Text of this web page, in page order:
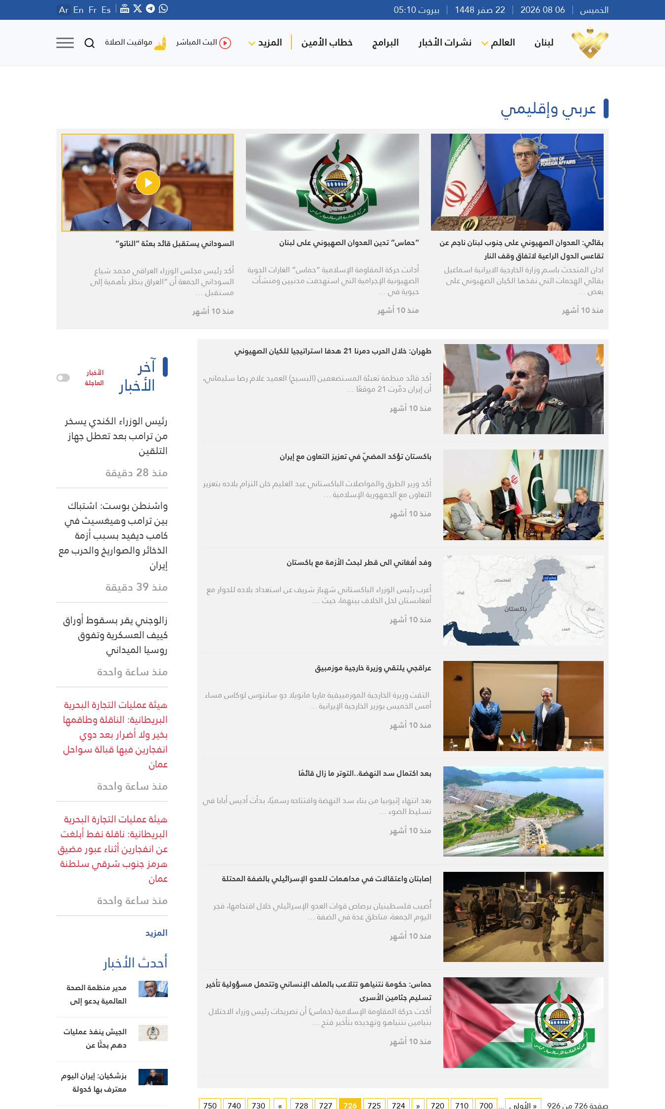
الخميس بيروت 05:10 Ar En Fr Es
لبنان العالم نشرات الأخبار البرامج خطاب الأمين المزيد البث المباشر مواقيت الصلاة
عربي وإقليمي
بقائي: العدوان الصهيوني على جنوب لبنان ناجم عن
تقاعس الدول الراعية لاتفاق وقف النار
ادان المتحدث باسم وزارة الخارجية الايرانية اسماعيل
بقائي الهجمات التي نفذها الكيان الصهيوني على
بعض …
منذ 10 أشهر
“حماس” تدين العدوان الصهيوني على لبنان
أدانت حركة المقاومة الإسلامية “حماس” الغارات الجوية
الصهيونية الإجرامية التي استهدفت مدنيين ومنشآت
حيوية في …
منذ 10 أشهر
السوداني يستقبل قائد بعثة “الناتو”
أكد رئيس مجلس الوزراء العراقي محمد شياع
السوداني الجمعة أن “العراق ينظر بأهمية إلى
مستقبل …
منذ 10 أشهر
طهران: خلال الحرب دمرنا 21 هدفا استراتيجيا للكيان الصهيوني
أكد قائد منظمة تعبئة المستضعفين (البسيج) العميد غلام رضا سليماني،
أن إيران دمّرت 21 موقعًا …
منذ 10 أشهر
باكستان تؤكد المضيّ في تعزيز التعاون مع إيران
أكد وزير الطرق والمواصلات الباكستاني عبد العليم خان التزام بلاده بتعزيز
التعاون مع الجمهورية الإسلامية …
منذ 10 أشهر
وفد أفغاني الى قطر لبحث الأزمة مع باكستان
أعرب رئيس الوزراء الباكستاني شهباز شريف عن استعداد بلاده للحوار مع
أفغانستان لحل الخلاف بينهما، حيث …
منذ 10 أشهر
عراقجي يلتقي وزيرة خارجية موزمبيق
التقت وزيرة الخارجية الموزمبيقية ماريا مانويلا دو سانتوس لوكاس مساء
أمس الخميس بوزير الخارجية الإيرانية …
منذ 10 أشهر
بعد اكتمال سد النهضة..التوتر ما زال قائمًا
بعد انتهاء إثيوبيا من بناء سد النهضة وافتتاحه رسميًا، بدأت أديس أبابا في
تسليط الضوء …
منذ 10 أشهر
إصابتان واعتقالات في مداهمات للعدو الإسرائيلي بالضفة المحتلة
أُصيب فلسطينيان برصاص قوات العدو الإسرائيلي خلال اقتحامها، فجر
اليوم الجمعة، مناطق عدة في الضفة …
منذ 10 أشهر
حماس: حكومة نتنياهو تتلاعب بالملف الإنساني وتتحمل مسؤولية تأخير
تسليم جثامين الأسرى
أكدت حركة المقاومة الإسلامية (حماس) أن تصريحات رئيس وزراء الاحتلال
بنيامين نتنياهو وتهديده بتأخير فتح …
منذ 10 أشهر
صفحة 726 من 926 « الأولى ...
700
710
720
«
724
725
726
727
728
»
730
740
750
آخر
الأخبار
الأخبار
العاجلة
رئيس الوزراء الكندي يسخر
من ترامب بعد تعطل جهاز
التلقين
منذ 28 دقيقة
واشنطن بوست: اشتباك
بين ترامب وهيغسيث في
كامب ديفيد بسبب أزمة
الذخائر والصواريخ والحرب مع
إيران
منذ 39 دقيقة
زالوجني يقر بسقوط أوراق
كييف العسكرية وتفوق
روسيا الميداني
منذ ساعة واحدة
هيئة عمليات التجارة البحرية
البريطانية: الناقلة وطاقمها
بخير ولا أضرار بعد دوي
انفجارين فيها قبالة سواحل
عمان
منذ ساعة واحدة
هيئة عمليات التجارة البحرية
البريطانية: ناقلة نفط أبلغت
عن انفجارين أثناء عبور مضيق
هرمز جنوب شرقي سلطنة
عمان
منذ ساعة واحدة
المزيد
أحدث الأخبار
مدير منظمة الصحة
العالمية يدعو إلى
الجيش ينفذ عمليات
دهم بحثًا عن
تخلله إطلاق نار،
ويضبط أسلحة وذخائر
بزشكيان: إيران اليوم
معترف بها كدولة